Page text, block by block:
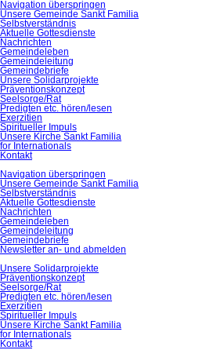
Navigation überspringen
Unsere Gemeinde Sankt Familia
Selbstverständnis
Aktuelle Gottesdienste
Nachrichten
Gemeindeleben
Gemeindeleitung
Gemeindebriefe
Unsere Solidarprojekte
Präventionskonzept
Seelsorge/Rat
Predigten etc. hören/lesen
Exerzitien
Spiritueller Impuls
Unsere Kirche Sankt Familia
for Internationals
Kontakt
Navigation überspringen
Unsere Gemeinde Sankt Familia
Selbstverständnis
Aktuelle Gottesdienste
Nachrichten
Gemeindeleben
Gemeindeleitung
Gemeindebriefe
Newsletter an- und abmelden
Unsere Solidarprojekte
Präventionskonzept
Seelsorge/Rat
Predigten etc. hören/lesen
Exerzitien
Spiritueller Impuls
Unsere Kirche Sankt Familia
for Internationals
Kontakt